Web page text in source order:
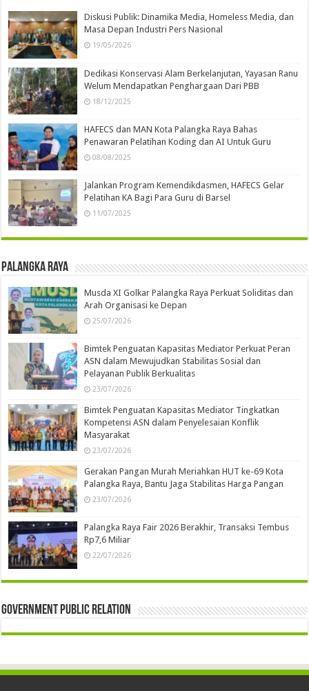
Diskusi Publik: Dinamika Media, Homeless Media, dan
Masa Depan Industri Pers Nasional
19/05/2026
Dedikasi Konservasi Alam Berkelanjutan, Yayasan Ranu
Welum Mendapatkan Penghargaan Dari PBB
18/12/2025
HAFECS dan MAN Kota Palangka Raya Bahas
Penawaran Pelatihan Koding dan AI Untuk Guru
08/08/2025
Jalankan Program Kemendikdasmen, HAFECS Gelar
Pelatihan KA Bagi Para Guru di Barsel
11/07/2025
Palangka Raya
Musda XI Golkar Palangka Raya Perkuat Soliditas dan
Arah Organisasi ke Depan
25/07/2026
Bimtek Penguatan Kapasitas Mediator Perkuat Peran
ASN dalam Mewujudkan Stabilitas Sosial dan
Pelayanan Publik Berkualitas
23/07/2026
Bimtek Penguatan Kapasitas Mediator Tingkatkan
Kompetensi ASN dalam Penyelesaian Konflik
Masyarakat
23/07/2026
Gerakan Pangan Murah Meriahkan HUT ke-69 Kota
Palangka Raya, Bantu Jaga Stabilitas Harga Pangan
23/07/2026
Palangka Raya Fair 2026 Berakhir, Transaksi Tembus
Rp7,6 Miliar
22/07/2026
Government Public Relation